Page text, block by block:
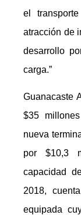
el
atracción de
desarrollo
carga.”
Guanacaste
$35
nueva
por $10,3
capacidad
2018,
equipada